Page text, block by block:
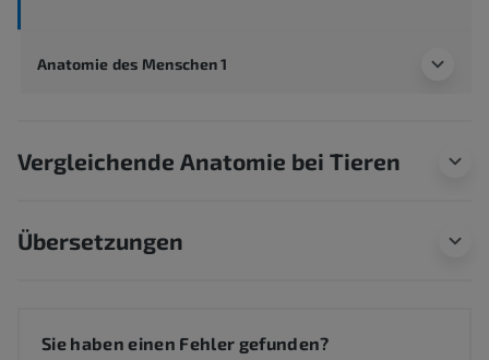
Anatomie des Menschen 1
Vergleichende Anatomie bei Tieren
Übersetzungen
Sie haben einen Fehler gefunden?